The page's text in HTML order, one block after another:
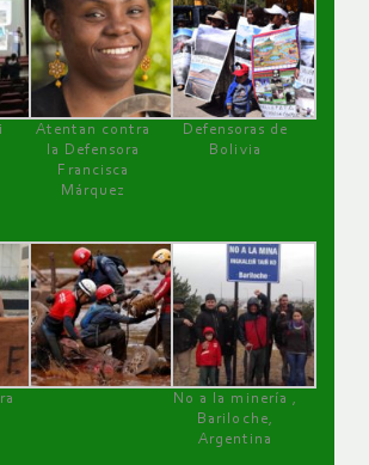
Atentan contra
la Defensora
Francisca
Márquez
Defensoras de
Bolivia
No a la minería ,
Bariloche,
Argentina